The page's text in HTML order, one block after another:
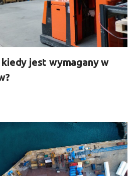
kiedy jest wymagany w